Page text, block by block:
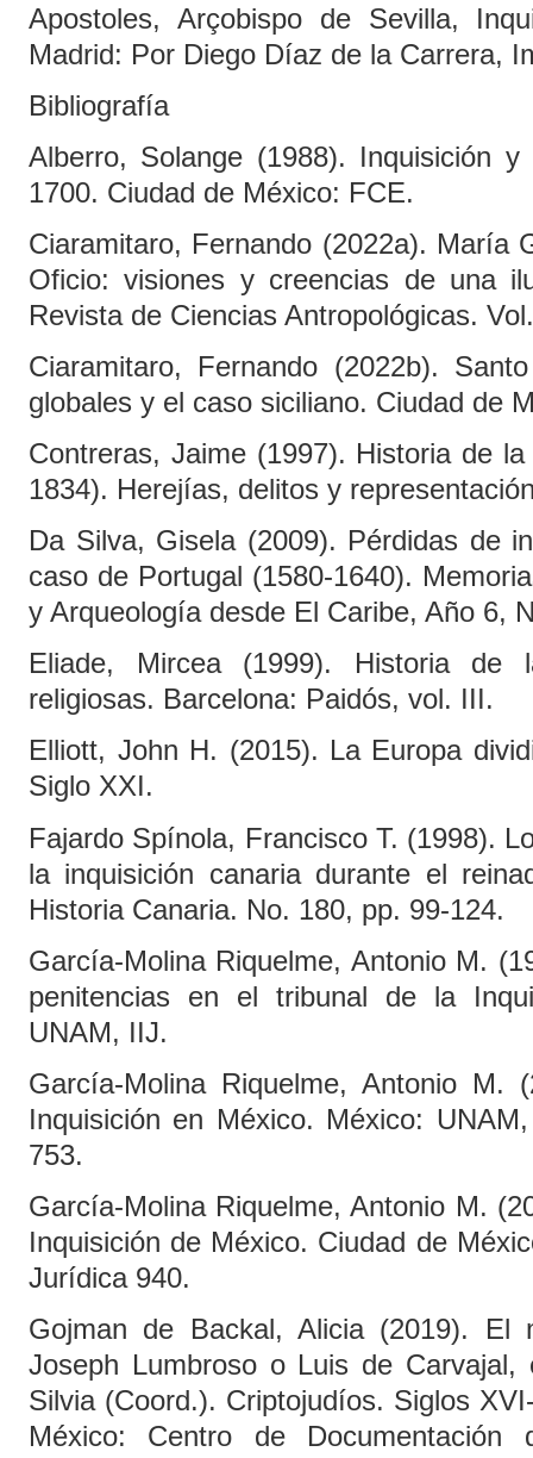
Apostoles, Arçobispo de Sevilla,
Madrid: Por Diego Díaz de la Carrera,
Bibliografía
Alberro, Solange (1988). Inquisición
1700. Ciudad de México: FCE.
Ciaramitaro, Fernando (2022a). María
Oficio: visiones y creencias de una
Revista de Ciencias Antropológicas.
Ciaramitaro, Fernando (2022b).
globales y el caso siciliano. Ciudad de
Contreras, Jaime (1997). Historia de
1834). Herejías, delitos y
Da Silva, Gisela (2009). Pérdidas de
caso de Portugal (1580-1640).
y Arqueología desde El Caribe, Año 6,
Eliade, Mircea (1999). Historia
religiosas. Barcelona: Paidós, vol. III.
Elliott, John H. (2015). La Europa
Siglo XXI.
Fajardo Spínola, Francisco T. (1998).
la inquisición canaria durante el
Historia Canaria. No. 180, pp. 99-124.
García-Molina Riquelme, Antonio M.
penitencias en el tribunal de la
UNAM, IIJ.
García-Molina Riquelme, Antonio M.
Inquisición en México. México:
753.
García-Molina Riquelme, Antonio M.
Inquisición de México. Ciudad de
Jurídica 940.
Gojman de Backal, Alicia (2019).
Joseph Lumbroso o Luis de
Silvia (Coord.). Criptojudíos. Siglos
México: Centro de Documentación